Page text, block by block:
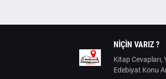
NIÇIN VARIZ ?
Kitap Cevapları,
Edebiyat Konu